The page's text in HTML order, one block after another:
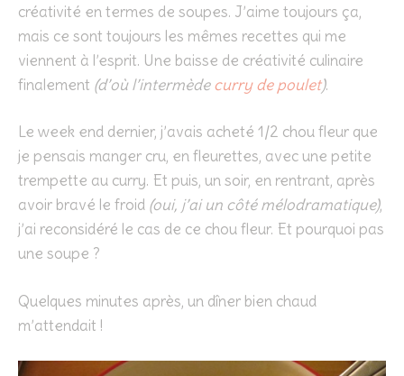
créativité en termes de soupes. J’aime toujours ça,
mais ce sont toujours les mêmes recettes qui me
viennent à l’esprit. Une baisse de créativité culinaire
finalement (d’où l’intermèdecurry de poulet).
Le week end dernier, j’avais acheté 1/2 chou fleur que
je pensais manger cru, en fleurettes, avec une petite
trempette au curry. Et puis, un soir, en rentrant, après
avoir bravé le froid (oui, j’ai un côté mélodramatique),
j’ai reconsidéré le cas de ce chou fleur. Et pourquoi pas
une soupe ?
Quelques minutes après, un dîner bien chaud
m’attendait !